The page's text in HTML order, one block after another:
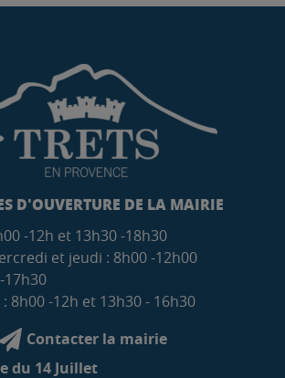
D'OUVERTURE DE LA MAIRIE
-12h et 13h30 -18h30
et jeudi : 8h00 -12h00
17h30
8h00 -12h et 13h30 - 16h30
Contacter la mairie
du 14 Juillet